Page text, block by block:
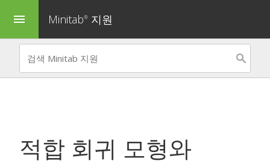
menu Minitab® 지원
적합 회귀 모형와